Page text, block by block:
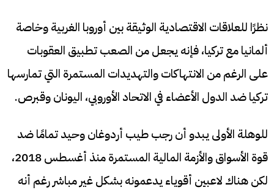
نظرًا للعلاقات الاقتصادية الوثيقة بين أوروبا الغربية وخاصة
ألمانيا مع تركيا، فإنه يجعل من الصعب تطبيق العقوبات
على الرغم من الانتهاكات والتهديدات المستمرة التي تمارسها
تركيا ضد الدول الأعضاء في الاتحاد الأوروبي، اليونان وقبرص.
للوهلة الأولى يبدو أن رجب طيب أردوغان وحيد تمامًا ضد
قوة الأسواق والأزمة المالية المستمرة منذ أغسطس 2018،
لكن هناك لاعبين أقوياء يدعمونه بشكل غير مباشر رغم أنه